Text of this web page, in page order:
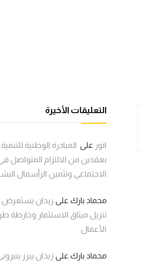
التعليقات الأخيرة
انور على المبادرة الوطنية
بعقدين من الالتزام المتواصل
الاجتماعي وتثمين الرأسمال
محماد بارك على زيدان يستعرض
تنزيل ميثاق الاستثمار وخارطة
الأعمال
محماد بارك على زيدان يبرز